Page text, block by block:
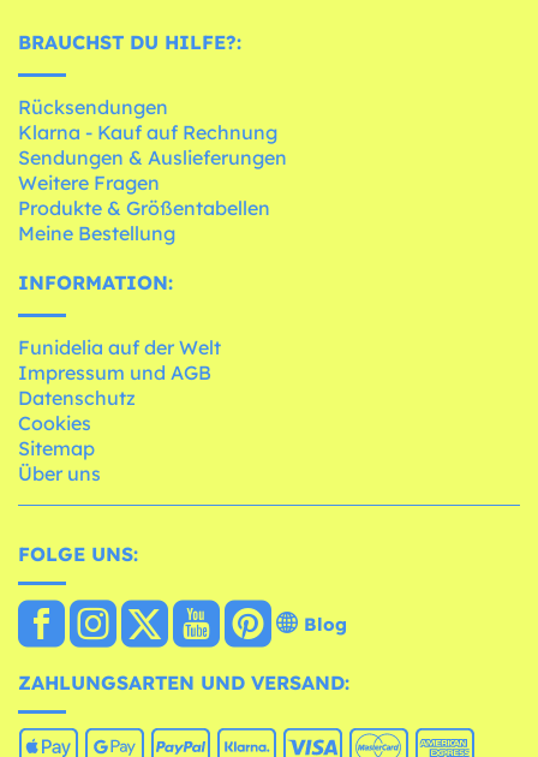
BRAUCHST DU HILFE?:
Rücksendungen
Klarna - Kauf auf Rechnung
Sendungen & Auslieferungen
Weitere Fragen
Produkte & Größentabellen
Meine Bestellung
INFORMATION:
Funidelia auf der Welt
Impressum und AGB
Datenschutz
Cookies
Sitemap
Über uns
FOLGE UNS:
Blog
ZAHLUNGSARTEN UND VERSAND: